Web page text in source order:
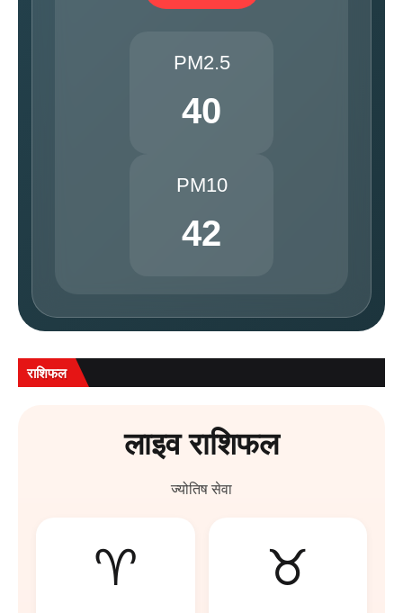
PM2.5
40
PM10
42
राशिफल
लाइव राशिफल
ज्योतिष सेवा
♈ ♉